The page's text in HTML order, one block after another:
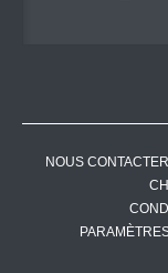
NOUS CONTACTER